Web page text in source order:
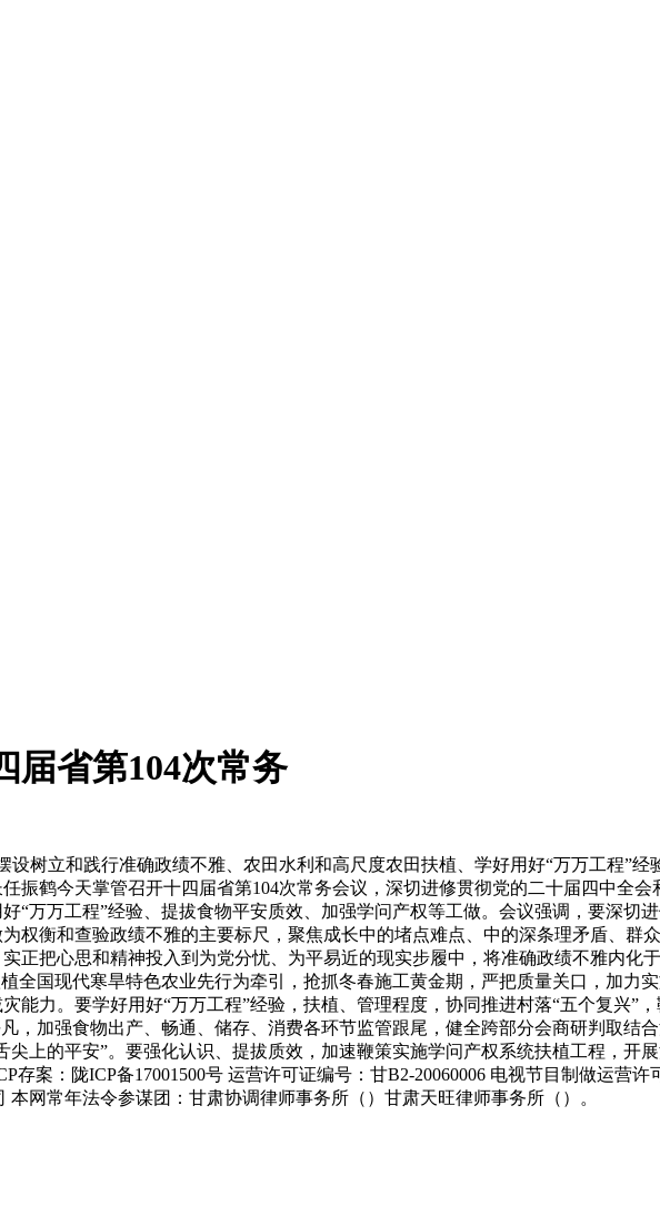
届省第104次常务
立和践行准确政绩不雅、农田水利和高尺度农田扶植、学好用好“万万工程”经
振鹤今天掌管召开十四届省第104次常务会议，深切进修贯彻党的二十届四中全
“万万工程”经验、提拔食物平安质效、加强学问产权等工做。会议强调，要深切
权衡和查验政绩不雅的主要标尺，聚焦成长中的堵点难点、中的深条理矛盾、群
正把心思和精神投入到为党分忧、为平易近的现实步履中，将准确政绩不雅内化
全国现代寒旱特色农业先行为牵引，抢抓冬春施工黄金期，严把质量关口，加力
能力。要学好用好“万万工程”经验，扶植、管理程度，协同推进村落“五个复兴”
，加强食物出产、畅通、储存、消费各环节监管跟尾，健全跨部分会商研判取结
上的平安”。要强化认识、提拔质效，加速鞭策实施学问产权系统扶植工程，开
存案：陇ICP备17001500号 运营许可证编号：甘B2-20060006 电视节目制做运营
网常年法令参谋团：甘肃协调律师事务所（）甘肃天旺律师事务所（）。